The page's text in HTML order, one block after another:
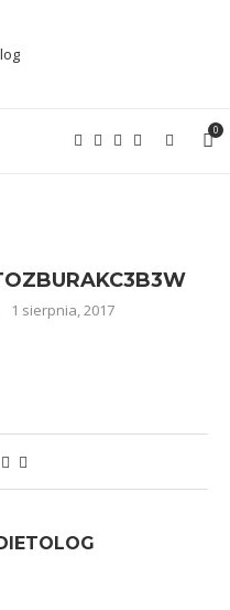
0
1 sierpnia, 2017